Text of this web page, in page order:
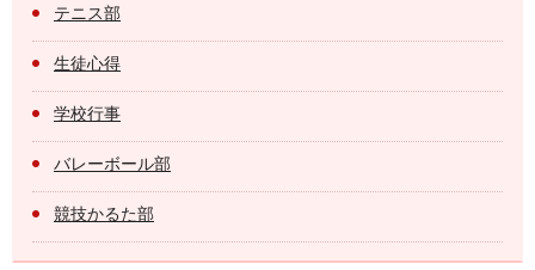
テニス部
生徒心得
学校行事
バレーボール部
競技かるた部